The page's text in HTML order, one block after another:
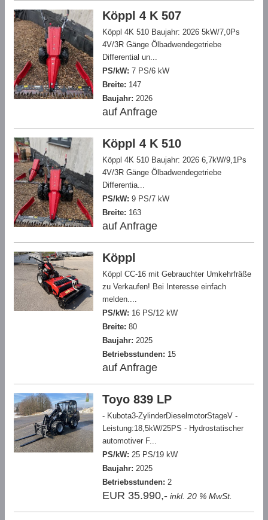
Köppl 4 K 507
Köppl 4K 510 Baujahr: 2026 5kW/7,0Ps
4V/3R Gänge Ölbadwendegetriebe
Differential un...
PS/kW: 7 PS/6 kW
Breite: 147
Baujahr: 2026
auf Anfrage
Köppl 4 K 510
Köppl 4K 510 Baujahr: 2026 6,7kW/9,1Ps
4V/3R Gänge Ölbadwendegetriebe
Differentia...
PS/kW: 9 PS/7 kW
Breite: 163
auf Anfrage
Köppl
Köppl CC-16 mit Gebrauchter Umkehrfräße
zu Verkaufen! Bei Interesse einfach
melden....
PS/kW: 16 PS/12 kW
Breite: 80
Baujahr: 2025
Betriebsstunden: 15
auf Anfrage
Toyo 839 LP
- Kubota3-ZylinderDieselmotorStageV -
Leistung:18,5kW/25PS - Hydrostatischer
automotiver F...
PS/kW: 25 PS/19 kW
Baujahr: 2025
Betriebsstunden: 2
EUR 35.990,- inkl. 20 % MwSt.